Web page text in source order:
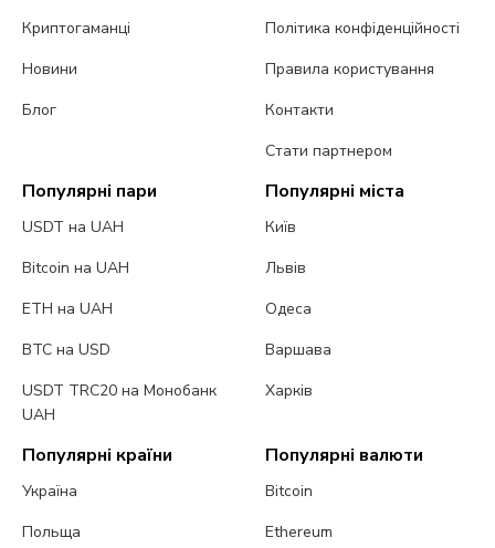
Криптогаманці
Новини
Блог
Політика конфіденційності
Правила користування
Контакти
Стати партнером
Популярні пари
USDT на UAH
Bitcoin на UAH
ETH на UAH
BTC на USD
USDT TRC20 на Монобанк
UAH
Популярні міста
Київ
Львів
Одеса
Варшава
Харків
Популярні країни
Україна
Польща
Популярні валюти
Bitcoin
Ethereum